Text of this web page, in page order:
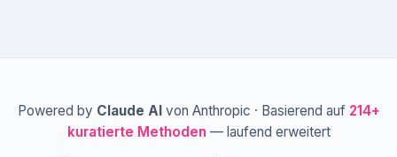
Powered by Claude AIvon Anthropic · Basierend auf 214+
kuratierte Methoden — laufend erweitert